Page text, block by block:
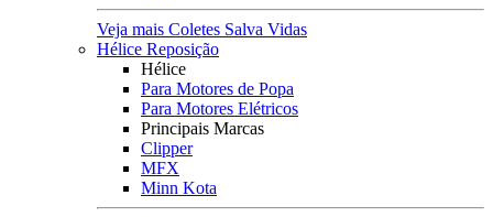
Veja mais Coletes Salva Vidas
Hélice Reposição
Hélice
Para Motores de Popa
Para Motores Elétricos
Principais Marcas
Clipper
MFX
Minn Kota